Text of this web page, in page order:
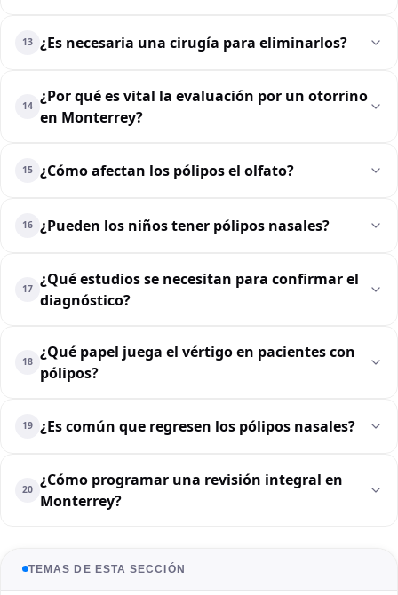
13 ¿Es necesaria una cirugía para eliminarlos?
14
¿Por qué es vital la evaluación por un otorrino
en Monterrey?
15 ¿Cómo afectan los pólipos el olfato?
16 ¿Pueden los niños tener pólipos nasales?
17
¿Qué estudios se necesitan para confirmar el
diagnóstico?
18
¿Qué papel juega el vértigo en pacientes con
pólipos?
19 ¿Es común que regresen los pólipos nasales?
20
¿Cómo programar una revisión integral en
Monterrey?
TEMAS DE ESTA SECCIÓN